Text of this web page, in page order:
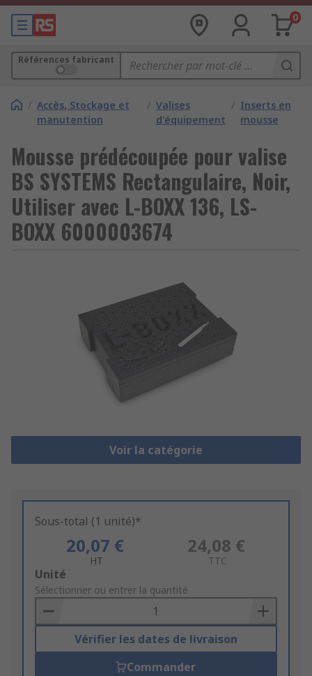
0
Références fabricant
/ Accès, Stockage et
manutention
/ Valises
d'équipement
/ Inserts en
mousse
Mousse prédécoupée pour valise
BS SYSTEMS Rectangulaire, Noir,
Utiliser avec L-BOXX 136, LS-
BOXX 6000003674
Voir la catégorie
Sous-total (1 unité)*
20,07 €
HT
24,08 €
TTC
Add
to
Basket
Unité
Sélectionner ou entrer la quantité
Vérifier les dates de livraison
Commander